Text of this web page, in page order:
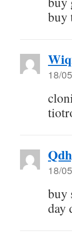
buy
18/
18/
buy
day